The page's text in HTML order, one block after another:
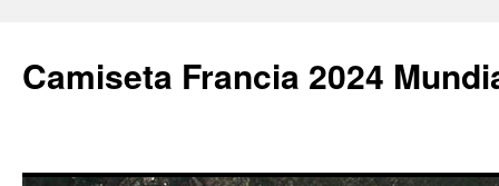
Camiseta Francia 2024